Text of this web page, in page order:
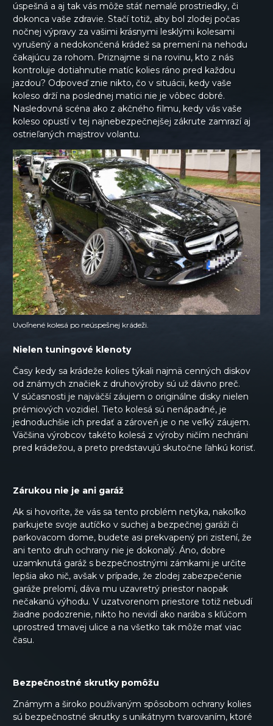
úspešná a aj tak vás môže stáť nemalé prostriedky, či
dokonca vaše zdravie. Stačí totiž, aby bol zlodej počas
nočnej výpravy za vašimi krásnymi lesklými kolesami
vyrušený a nedokončená krádež sa premení na nehodu
čakajúcu za rohom. Priznajme si na rovinu, kto z nás
kontroluje dotiahnutie matíc kolies ráno pred každou
jazdou? Odpoveď znie nikto, čo v situácii, kedy vaše
koleso drží na poslednej matici nie je vôbec dobré.
Nasledovná scéna ako z akčného filmu, kedy vás vaše
koleso opustí v tej najnebezpečnejšej zákrute zamrazí aj
ostrieľaných majstrov volantu.
Uvoľnené kolesá po neúspešnej krádeži.
Nielen tuningové klenoty
Časy kedy sa krádeže kolies týkali najmä cenných diskov
od známych značiek z druhovýroby sú už dávno preč.
V súčasnosti je najväčší záujem o originálne disky nielen
prémiových vozidiel. Tieto kolesá sú nenápadné, je
jednoduchšie ich predať a zároveň je o ne veľký záujem.
Väčšina výrobcov takéto kolesá z výroby ničím nechráni
pred krádežou, a preto predstavujú skutočne ľahkú korisť.
Zárukou nie je ani garáž
Ak si hovoríte, že vás sa tento problém netýka, nakoľko
parkujete svoje autíčko v suchej a bezpečnej garáži či
parkovacom dome, budete asi prekvapený pri zistení, že
ani tento druh ochrany nie je dokonalý. Áno, dobre
uzamknutá garáž s bezpečnostnými zámkami je určite
lepšia ako nič, avšak v prípade, že zlodej zabezpečenie
garáže prelomí, dáva mu uzavretrý priestor naopak
nečakanú výhodu. V uzatvorenom priestore totiž nebudí
žiadne podozrenie, nikto ho nevidí ako narába s kľúčom
uprostred tmavej ulice a na všetko tak môže mať viac
času.
Bezpečnostné skrutky pomôžu
Známym a široko používaným spôsobom ochrany kolies
sú bezpečnostné skrutky s unikátnym tvarovaním, ktoré